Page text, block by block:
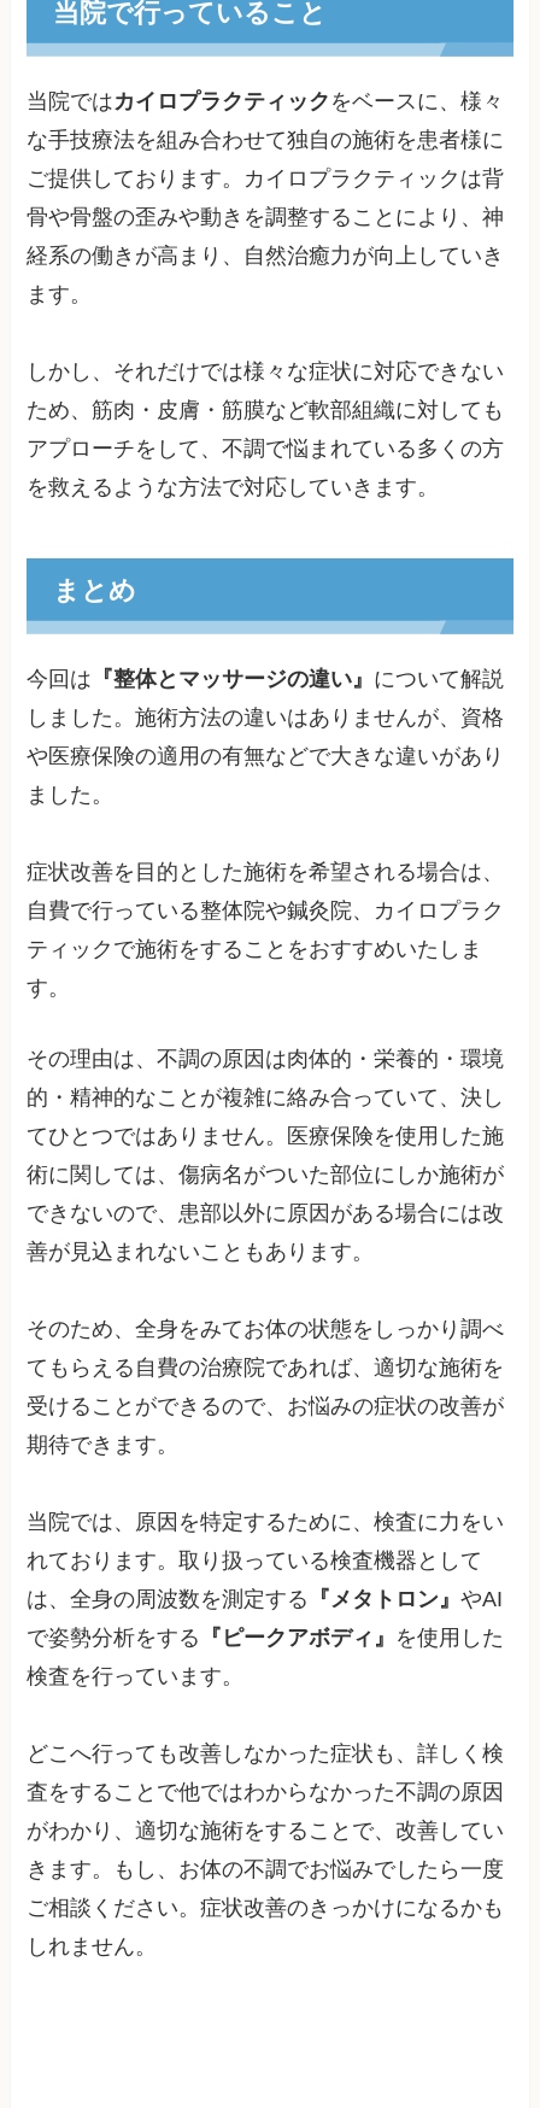
当院で行っていること
当院ではカイロプラクティック をベースに、様々
な手技療法を組み合わせて独自の施術を患者様に
ご提供しております。カイロプラクティックは背
骨や骨盤の歪みや動きを調整することにより、神
経系の働きが高まり、自然治癒力が向上していき
ます。
しかし、それだけでは様々な症状に対応できない
ため、筋肉・皮膚・筋膜など軟部組織に対しても
アプローチをして、不調で悩まれている多くの方
を救えるような方法で対応していきます。
まとめ
今回は 『整体とマッサージの違い』 について解説
しました。施術方法の違いはありませんが、資格
や医療保険の適用の有無などで大きな違いがあり
ました。
症状改善を目的とした施術を希望される場合は、
自費で行っている整体院や鍼灸院、カイロプラク
ティックで施術をすることをおすすめいたしま
す。
その理由は、不調の原因は肉体的・栄養的・環境
的・精神的なことが複雑に絡み合っていて、決し
てひとつではありません。医療保険を使用した施
術に関しては、傷病名がついた部位にしか施術が
できないので、患部以外に原因がある場合には改
善が見込まれないこともあります。
そのため、全身をみてお体の状態をしっかり調べ
てもらえる自費の治療院であれば、適切な施術を
受けることができるので、お悩みの症状の改善が
期待できます。
当院では、原因を特定するために、検査に力をい
れております。取り扱っている検査機器として
は、全身の周波数を測定する
『メタトロン』やAI
で姿勢分析をする
『ピークアボディ』 を使用した
検査を行っています。
どこへ行っても改善しなかった症状も、詳しく検
査をすることで他ではわからなかった不調の原因
がわかり、適切な施術をすることで、改善してい
きます。もし、お体の不調でお悩みでしたら一度
ご相談ください。症状改善のきっかけになるかも
しれません。